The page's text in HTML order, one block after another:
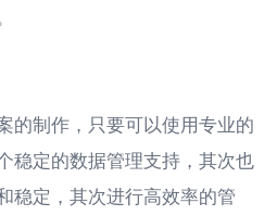
的制作，只要可以使用专业的
稳定的数据管理支持，其次也
稳定，其次进行高效率的管